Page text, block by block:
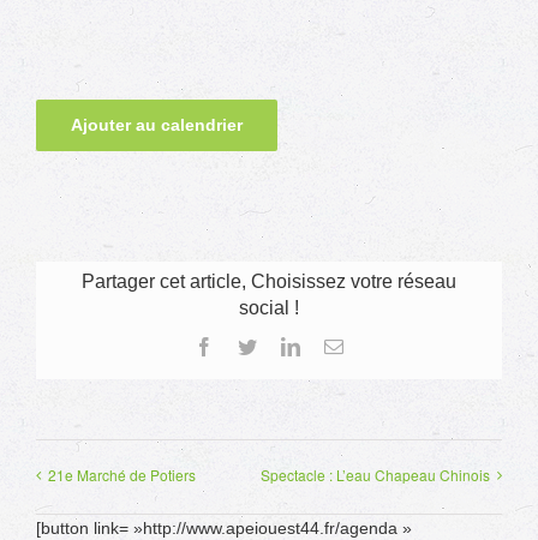
Ajouter au calendrier
Partager cet article, Choisissez votre réseau
social !
Facebook
TwitterLinkedInEmail
21e Marché de Potiers Spectacle : L’eau Chapeau Chinois
[button link= »http://www.apeiouest44.fr/agenda »